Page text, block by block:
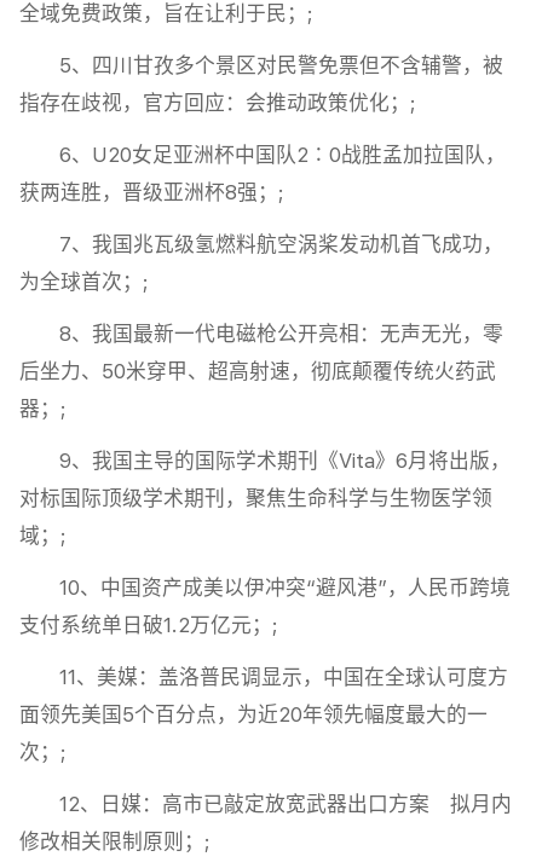
全域免费政策，旨在让利于民；;
5、四川甘孜多个景区对民警免票但不含辅警，被
指存在歧视，官方回应：会推动政策优化；;
6、U20女足亚洲杯中国队2∶0战胜孟加拉国队，
获两连胜，晋级亚洲杯8强；;
7、我国兆瓦级氢燃料航空涡桨发动机首飞成功，
为全球首次；;
8、我国最新一代电磁枪公开亮相‌：无声无光，零
后坐力、50米穿甲、超高射速，彻底颠覆传统火药武
器；;
9、我国主导的国际学术期刊《Vita》6月将出版，
对标国际顶级学术期刊，聚焦生命科学与生物医学领
域；;
10、中国资产成美以伊冲突“避风港”，人民币跨境
支付系统单日破1.2万亿元；;
11、美媒：盖洛普民调显示，中国在全球认可度方
面领先美国5个百分点，为近20年领先幅度最大的一
次；;
12、日媒：高市已敲定放宽武器出口方案 拟月内
修改相关限制原则；;